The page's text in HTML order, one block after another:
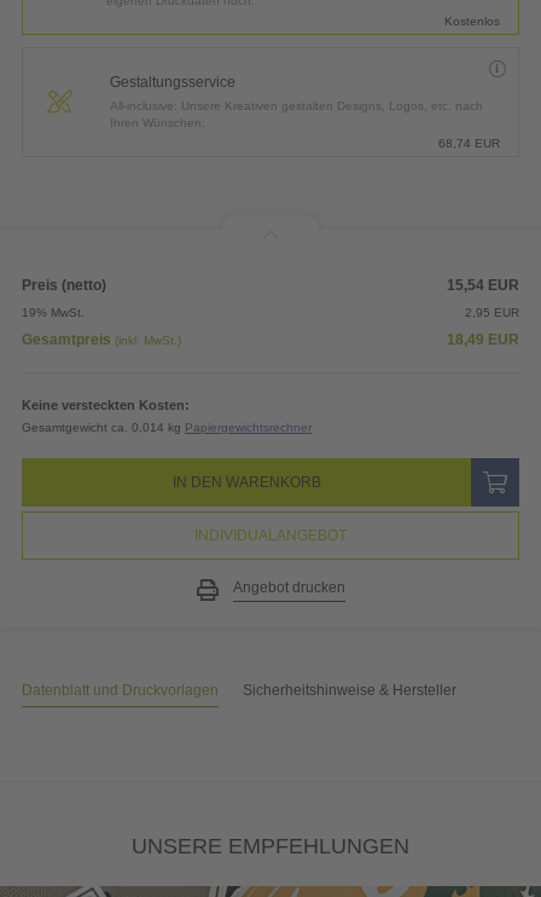
Kostenlos
Gestaltungsservice
All-inclusive: Unsere Kreativen gestalten Designs, Logos, etc. nach
Ihren Wünschen.
68,74 EUR
Preis (netto) 15,54 EUR
19% MwSt. 2,95 EUR
Gesamtpreis (inkl. MwSt.) 18,49 EUR
Keine versteckten Kosten:
Gesamtgewicht ca. 0,014 kg Papiergewichtsrechner
IN DEN WARENKORB
INDIVIDUALANGEBOT
Angebot drucken
Datenblatt und Druckvorlagen Sicherheitshinweise & Hersteller
UNSERE EMPFEHLUNGEN